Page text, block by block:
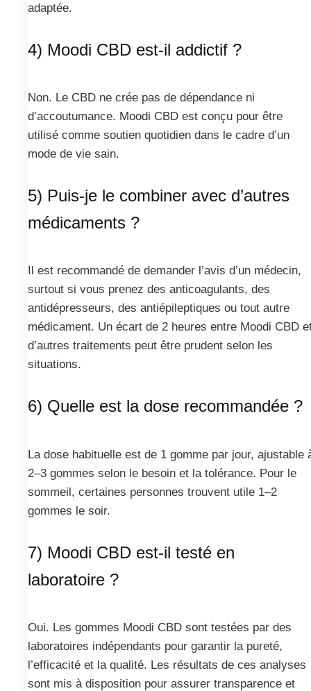
adaptée.
4) Moodi CBD est-il addictif ?
Non. Le CBD ne crée pas de dépendance ni
d’accoutumance. Moodi CBD est conçu pour être
utilisé comme soutien quotidien dans le cadre d’un
mode de vie sain.
5) Puis-je le combiner avec d’autres
médicaments ?
Il est recommandé de demander l’avis d’un médecin,
surtout si vous prenez des anticoagulants, des
antidépresseurs, des antiépileptiques ou tout autre
médicament. Un écart de 2 heures entre Moodi CBD
d’autres traitements peut être prudent selon les
situations.
6) Quelle est la dose recommandée ?
La dose habituelle est de 1 gomme par jour, ajustable
2–3 gommes selon le besoin et la tolérance. Pour le
sommeil, certaines personnes trouvent utile 1–2
gommes le soir.
7) Moodi CBD est-il testé en
laboratoire ?
Oui. Les gommes Moodi CBD sont testées par des
laboratoires indépendants pour garantir la pureté,
l’efficacité et la qualité. Les résultats de ces analyses
sont mis à disposition pour assurer transparence et